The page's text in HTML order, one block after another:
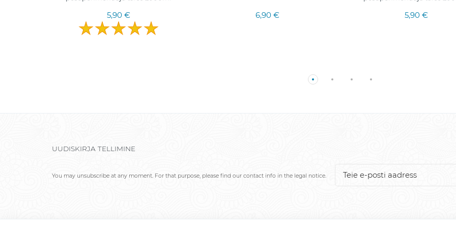
5,90 € 6,90 € 5,90 €
UUDISKIRJA TELLIMINE
You may unsubscribe at any moment. For that purpose, please find our contact info in the legal notice.